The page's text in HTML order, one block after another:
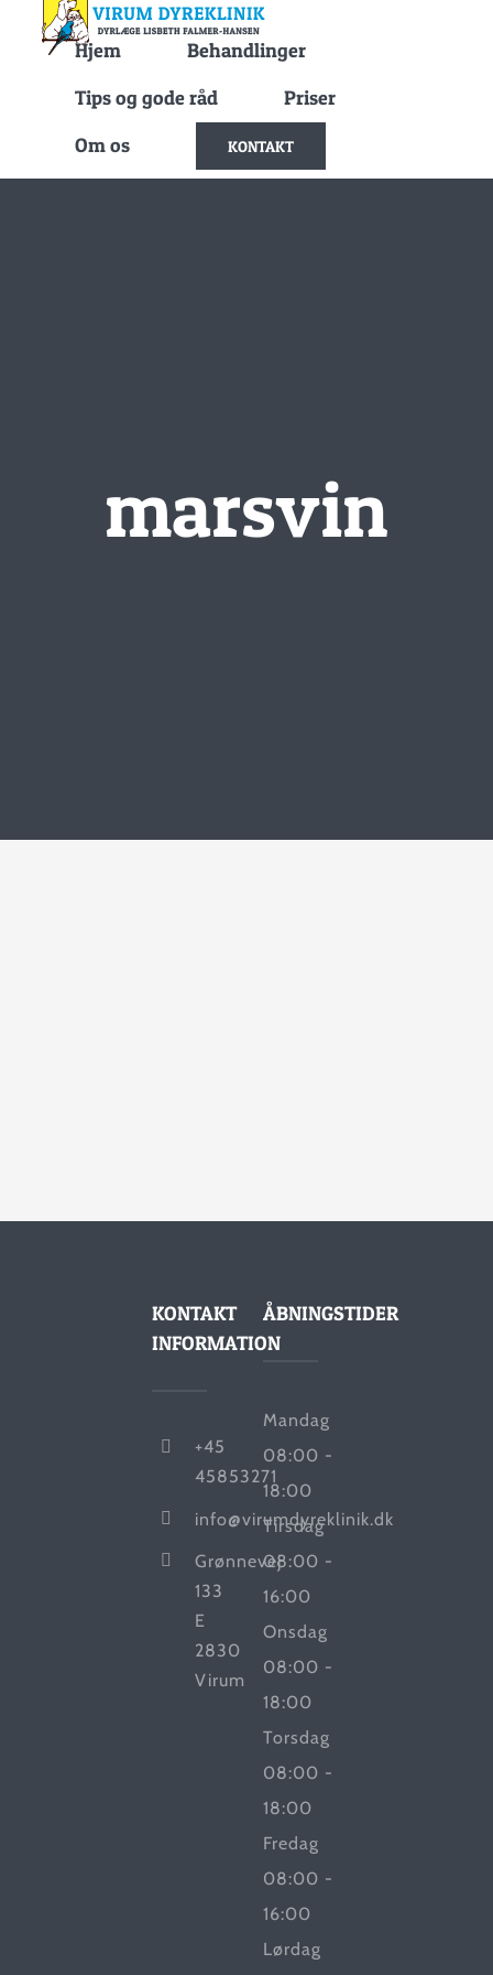
Hjem Behandlinger
Tips og gode råd Priser
Om os KONTAKT
marsvin
KONTAKT
INFORMATION
+45
45853271
info@virumdyreklinik.dk
Grønnevej
133
E
2830
Virum
ÅBNINGSTIDER
Mandag
08:00 -
18:00
Tirsdag
08:00 -
16:00
Onsdag
08:00 -
18:00
Torsdag
08:00 -
18:00
Fredag
08:00 -
16:00
Lørdag